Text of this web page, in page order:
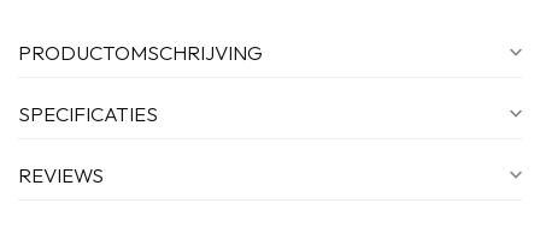
PRODUCTOMSCHRIJVING
SPECIFICATIES
REVIEWS